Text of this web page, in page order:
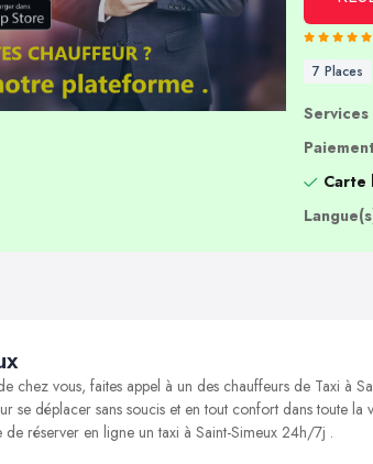
7 Places
Services
Carte
chez vous, faites appel à un des chauffeurs de Taxi à
se déplacer sans soucis et en tout confort dans toute la
de réserver en ligne un taxi à Saint-Simeux 24h/7j .